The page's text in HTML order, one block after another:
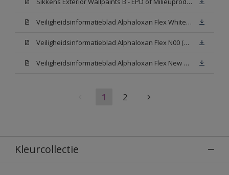
Veiligheidsinformatieblad Alphaloxan Flex White W05 (MSDS)
Veiligheidsinformatieblad Alphaloxan Flex N00 (MSDS)
Veiligheidsinformatieblad Alphaloxan Flex New N00 (MSDS)
1 2
Kleurcollectie